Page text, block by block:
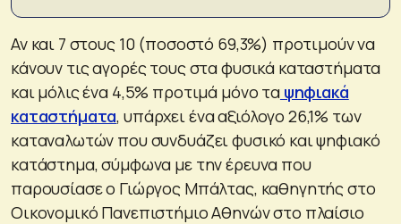
Αν και 7 στους 10 (ποσοστό 69,3%) προτιμούν να
κάνουν τις αγορές τους στα φυσικά καταστήματα
και μόλις ένα 4,5% προτιμά μόνο ταψηφιακά
καταστήματα, υπάρχει ένα αξιόλογο 26,1% των
καταναλωτών που συνδυάζει φυσικό και ψηφιακό
κατάστημα, σύμφωνα με την έρευνα που
παρουσίασε ο Γιώργος Μπάλτας, καθηγητής στο
Οικονομικό Πανεπιστήμιο Αθηνών στο πλαίσιο